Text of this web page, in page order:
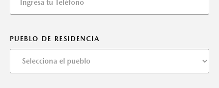
PUEBLO DE RESIDENCIA